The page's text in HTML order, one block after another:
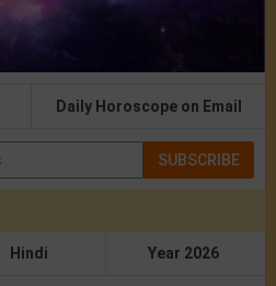
Daily Horoscope on Email
SUBSCRIBE
Hindi Year 2026